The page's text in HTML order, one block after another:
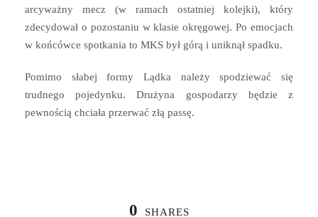
arcyważny mecz (w ramach ostatniej kolejki), który
zdecydował o pozostaniu w klasie okręgowej. Po emocjach
w końcówce spotkania to MKS był górą i uniknął spadku.
Pomimo słabej formy Lądka należy spodziewać się
trudnego pojedynku. Drużyna gospodarzy będzie z
pewnością chciała przerwać złą passę.
0 SHARES